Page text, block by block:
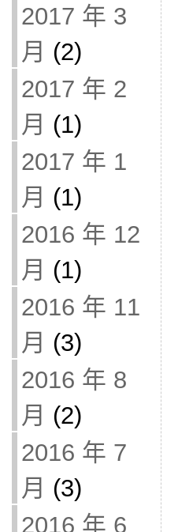
2017 年 3
月 (2)
2017 年 2
月 (1)
2017 年 1
月 (1)
2016 年 12
月 (1)
2016 年 11
月 (3)
2016 年 8
月 (2)
2016 年 7
月 (3)
2016 年 6